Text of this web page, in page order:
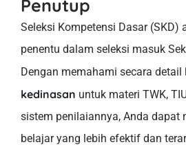
Penutup
Seleksi Kompetensi Dasar (SKD)
penentu dalam seleksi masuk
Dengan memahami secara detail
kedinasan untuk materi TWK,
sistem penilaiannya, Anda dapat
belajar yang lebih efektif dan